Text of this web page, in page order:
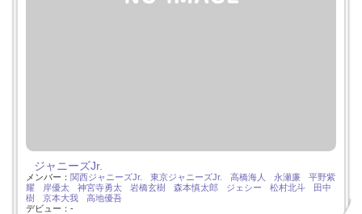
ジャニーズJr.
メンバー： 関西ジャニーズJr. 東京ジャニーズJr. 高橋海人 永瀬廉
平野紫
耀
岸優太 神宮寺勇太 岩橋玄樹 森本慎太郎 ジェシー 松村北斗
田中
樹
京本大我
高地優吾
デビュー：-